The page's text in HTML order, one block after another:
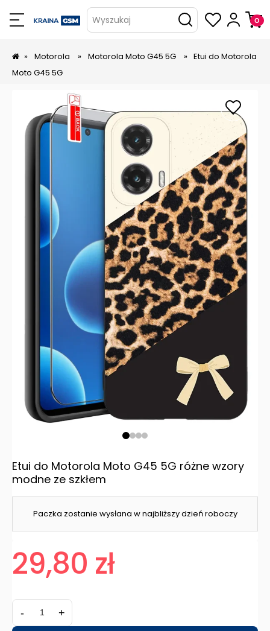
Wyszukaj
» Motorola » Motorola Moto G45 5G » Etui do Motorola
Moto G45 5G
Paczka zostanie wysłana w najbliższy dzień roboczy
Etui do Motorola Moto G45 5G różne wzory
modne ze szkłem
29,80 zł
- +